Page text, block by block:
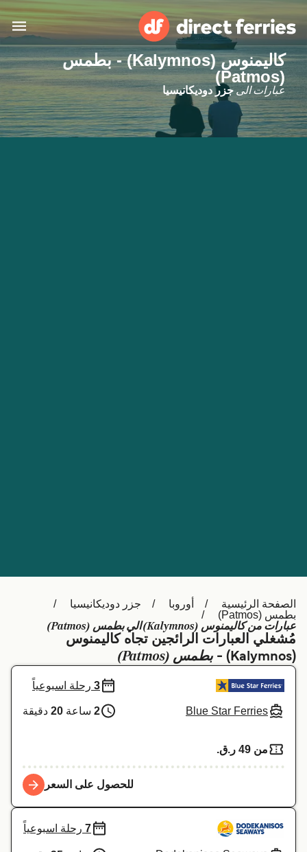
البلدان
تذاكر العبّارة
België (NL)
Ελλάδα
Belgique (FR)
Polska
Deutschland
Schweiz (DE)
Norge
Україна
Indonesia
Maroc (FR)
كاليمنوس (Kalymnos) - بطمس
(Patmos)
عبارات الى جزر دوديكانيسيا
الصفحة الرئيسية أوروبا
جزر دوديكانيسيا
بطمس (Patmos)
عبارات من كاليمنوس (Kalymnos) الي بطمس (Patmos)
مُشغلي العبارات الرائجين تجاه كاليمنوس
(Kalymnos) -
بطمس (Patmos)
Blue Star Ferries
3 رحلة اسبوعياً
2 ساعة 20 دقيقة
من 49 ر.ق.‏
للحصول على السعر
7 رحلة اسبوعياً